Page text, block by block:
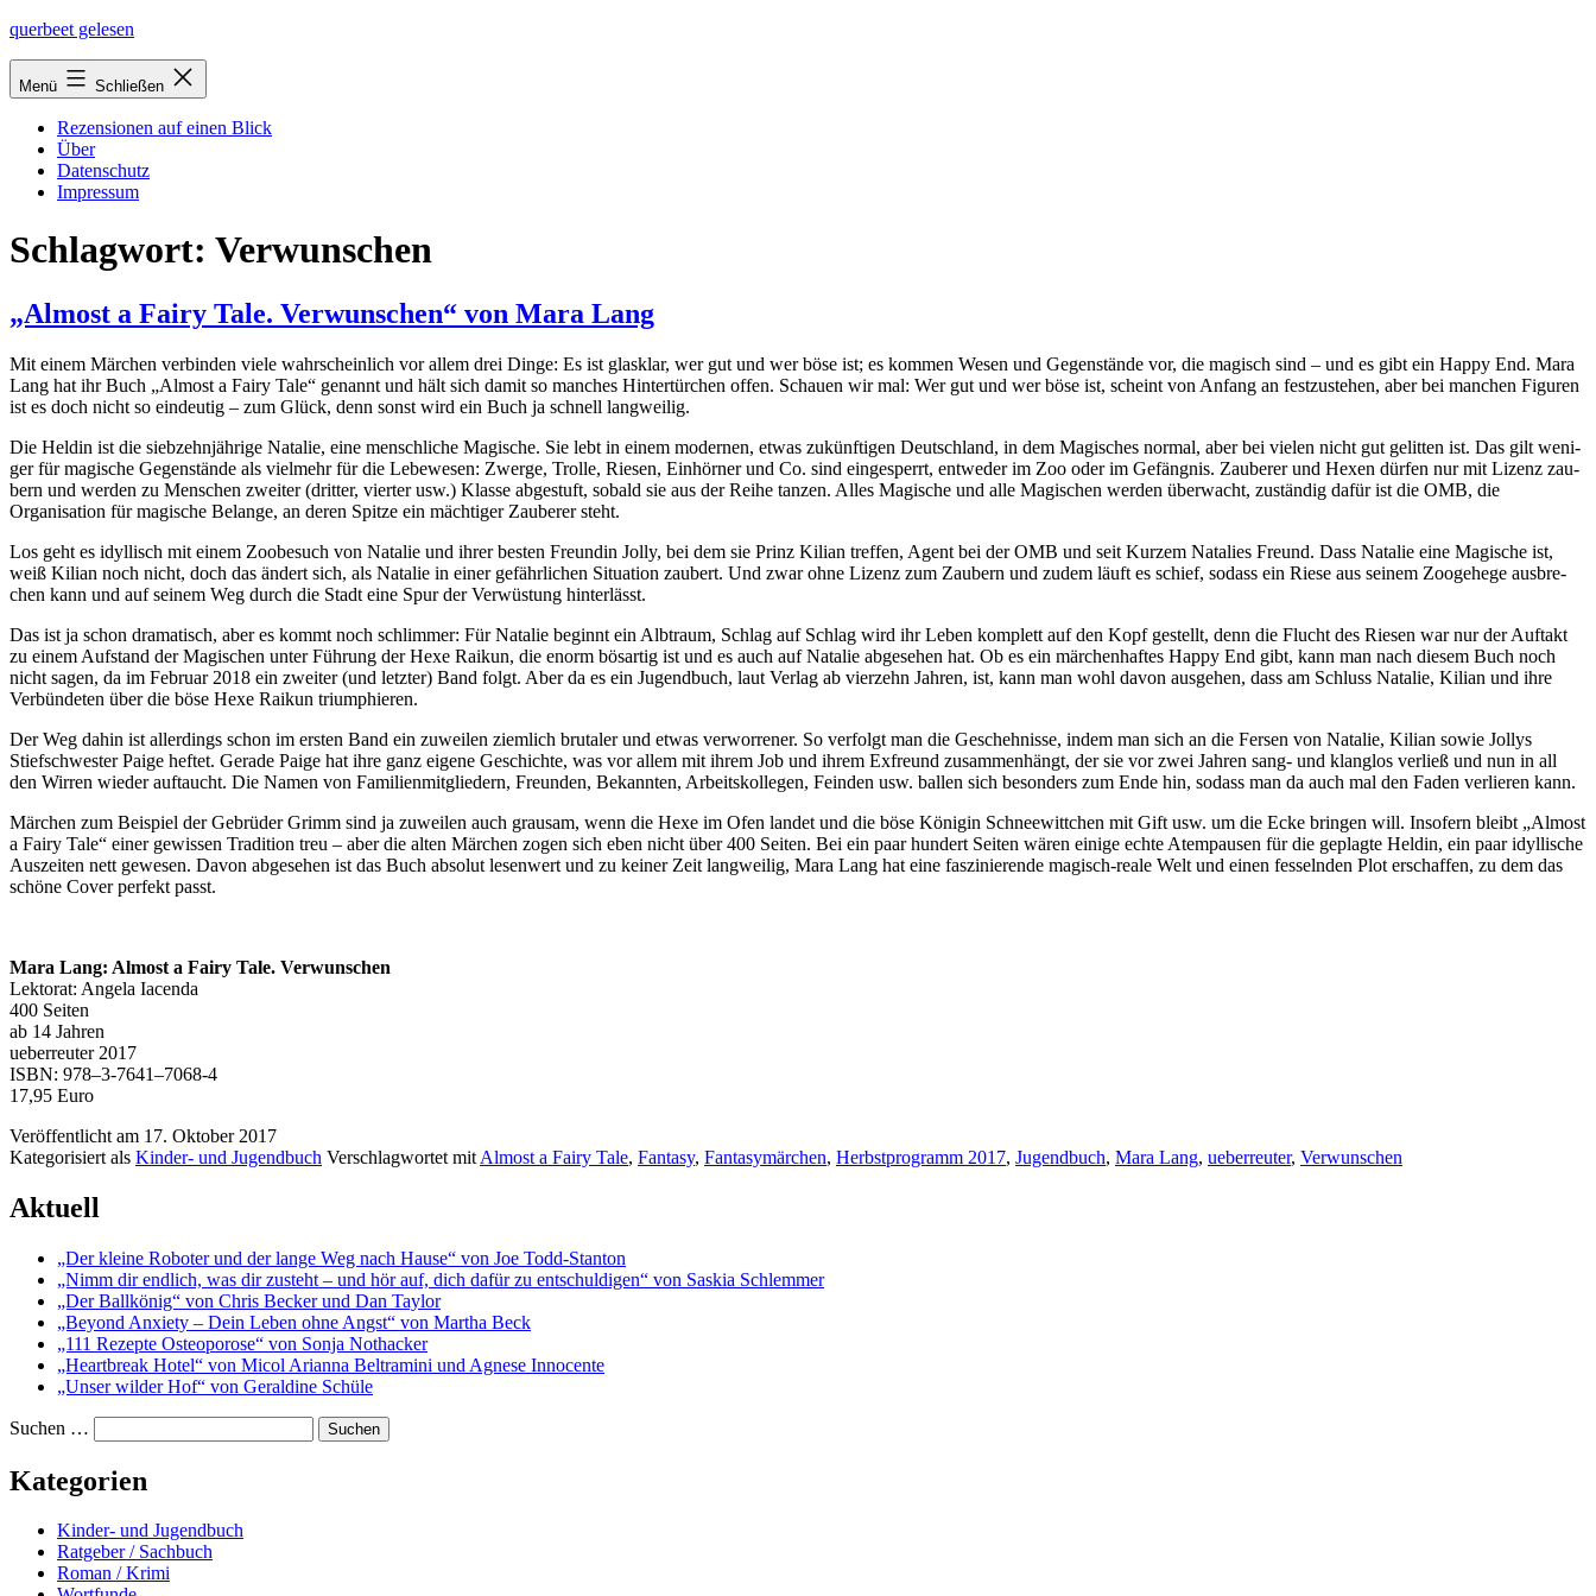
Zum
springen
querbeet gelesen
Menü Schließen
Rezensionen auf einen Blick
Über
Datenschutz
Impressum
Schlagwort: Verwunschen
„Almost a Fairy Tale. Verwunschen“ von Mara Lang
Mit einem Märchen ver­bin­den vie­le wahr­schein­lich vor allem drei Dinge: Es ist glas­klar, wer gut und wer böse ist; es kom­men Wesen und Gegenstände vor, die magisch sind – und es gibt ein Happy End. Mara
Lang hat ihr Buch „Almost a Fairy Tale“ genannt und hält sich damit so man­ches Hintertürchen offen. Schauen wir mal: Wer gut und wer böse ist, scheint von Anfang an fest­zu­ste­hen, aber bei man­chen Figuren
ist es doch nicht so ein­deu­tig – zum Glück, denn sonst wird ein Buch ja schnell langweilig.
Die Heldin ist die sieb­zehn­jäh­ri­ge Natalie, eine mensch­li­che Magische. Sie lebt in einem moder­nen, etwas zukünf­ti­gen Deutschland, in dem Magisches nor­mal, aber bei vie­len nicht gut gelit­ten ist. Das gilt weni­
ger für magi­sche Gegenstände als viel­mehr für die Lebewesen: Zwerge, Trolle, Riesen, Einhörner und Co. sind ein­ge­sperrt, ent­we­der im Zoo oder im Gefängnis. Zauberer und Hexen dür­fen nur mit Lizenz zau­
bern und wer­den zu Menschen zwei­ter (drit­ter, vier­ter usw.) Klasse abge­stuft, sobald sie aus der Reihe tan­zen. Alles Magische und alle Magischen wer­den über­wacht, zustän­dig dafür ist die OMB, die
Organisation für magi­sche Belange, an deren Spitze ein mäch­ti­ger Zauberer steht.
Los geht es idyl­lisch mit einem Zoobesuch von Natalie und ihrer bes­ten Freundin Jolly, bei dem sie Prinz Kilian tref­fen, Agent bei der OMB und seit Kurzem Natalies Freund. Dass Natalie eine Magische ist,
weiß Kilian noch nicht, doch das ändert sich, als Natalie in einer gefähr­li­chen Situation zau­bert. Und zwar ohne Lizenz zum Zaubern und zudem läuft es schief, sodass ein Riese aus sei­nem Zoogehege aus­bre­
chen kann und auf sei­nem Weg durch die Stadt eine Spur der Verwüstung hinterlässt.
Das ist ja schon dra­ma­tisch, aber es kommt noch schlim­mer: Für Natalie beginnt ein Albtraum, Schlag auf Schlag wird ihr Leben kom­plett auf den Kopf gestellt, denn die Flucht des Riesen war nur der Auftakt
zu einem Aufstand der Magischen unter Führung der Hexe Raikun, die enorm bös­ar­tig ist und es auch auf Natalie abge­se­hen hat. Ob es ein mär­chen­haf­tes Happy End gibt, kann man nach die­sem Buch noch
nicht sagen, da im Februar 2018 ein zwei­ter (und letz­ter) Band folgt. Aber da es ein Jugendbuch, laut Verlag ab vier­zehn Jahren, ist, kann man wohl davon aus­ge­hen, dass am Schluss Natalie, Kilian und ihre
Verbündeten über die böse Hexe Raikun triumphieren.
Der Weg dahin ist aller­dings schon im ers­ten Band ein zuwei­len ziem­lich bru­ta­ler und etwas ver­wor­re­ner. So ver­folgt man die Geschehnisse, indem man sich an die Fersen von Natalie, Kilian sowie Jollys
Stiefschwester Paige hef­tet. Gerade Paige hat ihre ganz eige­ne Geschichte, was vor allem mit ihrem Job und ihrem Exfreund zusam­men­hängt, der sie vor zwei Jahren sang- und klang­los ver­ließ und nun in all
den Wirren wie­der auf­taucht. Die Namen von Familienmitgliedern, Freunden, Bekannten, Arbeitskollegen, Feinden usw. bal­len sich beson­ders zum Ende hin, sodass man da auch mal den Faden ver­lie­ren kann.
Märchen zum Beispiel der Gebrüder Grimm sind ja zuwei­len auch grau­sam, wenn die Hexe im Ofen lan­det und die böse Königin Schneewittchen mit Gift usw. um die Ecke brin­gen will. Insofern bleibt „Almost
a Fairy Tale“ einer gewis­sen Tradition treu – aber die alten Märchen zogen sich eben nicht über 400 Seiten. Bei ein paar hun­dert Seiten wären eini­ge ech­te Atempausen für die geplag­te Heldin, ein paar idyl­li­sche
Auszeiten nett gewe­sen. Davon abge­se­hen ist das Buch abso­lut lesen­wert und zu kei­ner Zeit lang­wei­lig, Mara Lang hat eine fas­zi­nie­ren­de magisch-rea­le Welt und einen fes­seln­den Plot erschaf­fen, zu dem das
schö­ne Cover per­fekt passt.
Mara Lang: Almost a Fairy Tale. Verwunschen
Lektorat: Angela Iacenda
400 Seiten
ab 14 Jahren
ueber­reu­ter 2017
ISBN: 978–3‑7641–7068‑4
17,95 Euro
Veröffentlicht am 17. Oktober 2017
Kategorisiert als Kinder- und Jugendbuch Verschlagwortet mit Almost a Fairy Tale, Fantasy, Fantasymärchen, Herbstprogramm 2017, Jugendbuch, Mara Lang, ueberreuter, Verwunschen
Aktuell
„Der kleine Roboter und der lange Weg nach Hause“ von Joe Todd-Stanton
„Nimm dir endlich, was dir zusteht – und hör auf, dich dafür zu entschuldigen“ von Saskia Schlemmer
„Der Ballkönig“ von Chris Becker und Dan Taylor
„Beyond Anxiety – Dein Leben ohne Angst“ von Martha Beck
„111 Rezepte Osteoporose“ von Sonja Nothacker
„Heartbreak Hotel“ von Micol Arianna Beltramini und Agnese Innocente
„Unser wilder Hof“ von Geraldine Schüle
Suchen …
Kategorien
Kinder- und Jugendbuch
Ratgeber / Sachbuch
Roman / Krimi